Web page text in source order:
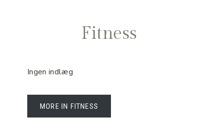
Fitness
Ingen indlæg
MORE IN FITNESS